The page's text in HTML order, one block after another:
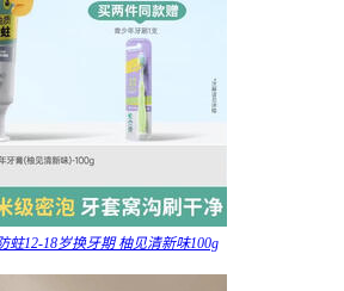
12-18岁换牙期 柚见清新味100g